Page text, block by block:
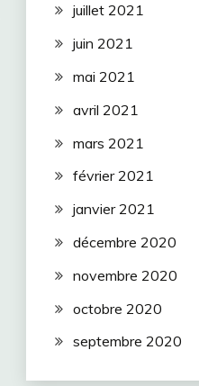
juillet 2021
juin 2021
mai 2021
avril 2021
mars 2021
février 2021
janvier 2021
décembre 2020
novembre 2020
octobre 2020
septembre 2020